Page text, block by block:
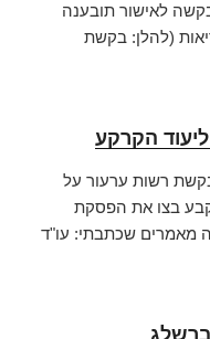
בבקשה לאישור תובענה
(להלן: בקשת
הקרקע
רשות ערעור על
בצו את הפסקת
מאמרים שכתבתי: עו"ד